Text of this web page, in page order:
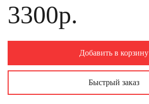
3300р.
Добавить в корзину
Быстрый заказ